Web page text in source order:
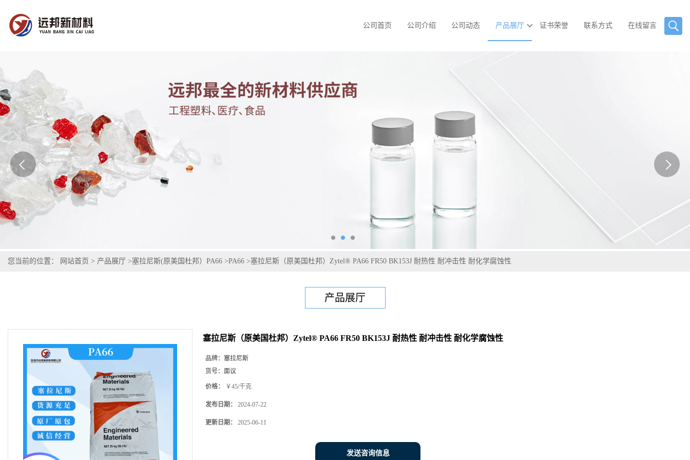
公司首页 公司介绍 公司动态 产品展厅 证书荣誉 联系方式 在线留言
您当前的位置： 网站首页 > 产品展厅 >塞拉尼斯(原美国杜邦）PA66 >PA66 >塞拉尼斯（原美国杜邦）Zytel® PA66 FR50 BK153J 耐热性 耐冲击性 耐化学腐蚀性
产品展厅
塞拉尼斯（原美国杜邦）Zytel® PA66 FR50 BK153J 耐热性 耐冲击性 耐化学腐蚀性
品牌： 塞拉尼斯
货号： 面议
价格： ￥45/千克
发布日期： 2024-07-22
更新日期： 2025-06-11
发送咨询信息